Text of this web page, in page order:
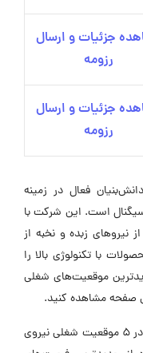
جزئیات و ارسال
رزومه
جزئیات و ارسال
رزومه
فعال در زمینه
است. این شرکت با
از نیروهای زبده و نخبه از
با تکنولوژی بالا را
موقعیت‌های شغلی
صفحه مشاهده کنید.
ارتباطات بارقه پردیس در حال حاضر در ۵ موقعیت شغلی نیروی